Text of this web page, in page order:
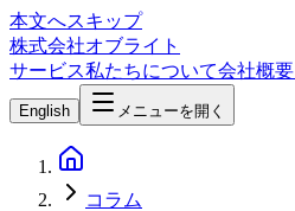
本文へスキップ
株式会社オブライト
サービス私たちについて会社概要
English メニューを開く
コラム